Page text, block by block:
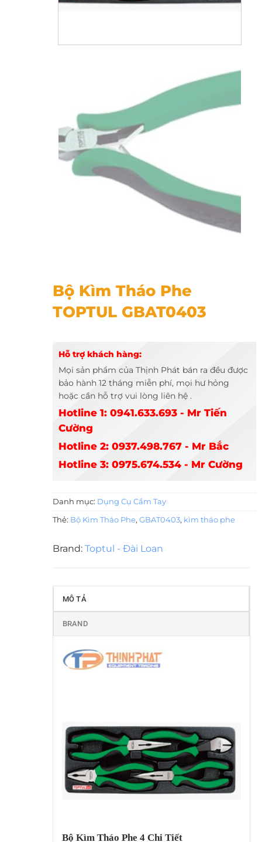
Bộ Kìm Tháo Phe
TOPTUL GBAT0403
Hỗ trợ khách hàng:
Mọi sản phẩm của Thịnh Phát bán ra đều được
bảo hành 12 tháng miễn phí, mọi hư hỏng
hoặc cần hỗ trợ vui lòng liên hệ .
Hotline 1: 0941.633.693 - Mr Tiến
Cường
Hotline 2: 0937.498.767 - Mr Bắc
Hotline 3: 0975.674.534 - Mr Cường
Danh mục: Dụng Cụ Cầm Tay
Thẻ: Bộ Kìm Tháo Phe, GBAT0403, kìm tháo phe
Brand: Toptul - Đài Loan
MÔ TẢ
BRAND
Bộ Kìm Tháo Phe 4 Chi Tiết